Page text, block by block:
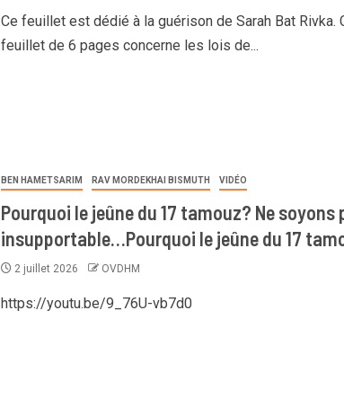
Ce feuillet est dédié à la guérison de Sarah Bat Rivka.
feuillet de 6 pages concerne les lois de...
BEN HAMETSARIM RAV MORDEKHAI BISMUTH VIDÉO
Pourquoi le jeûne du 17 tamouz? Ne soyons
insupportable…Pourquoi le jeûne du 17
2 juillet 2026 OVDHM
https://youtu.be/9_76U-vb7d0